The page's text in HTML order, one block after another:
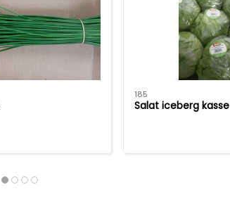
185
Salat iceberg kasse